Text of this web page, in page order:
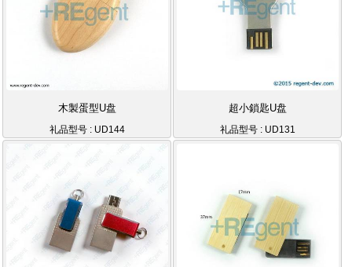
木製蛋型U盘
礼品型号 : UD144
超小鎖匙U盘
礼品型号 : UD131